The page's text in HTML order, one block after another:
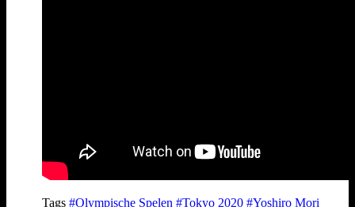
Tags #Olympische Spelen #Tokyo 2020 #Yoshiro Mori